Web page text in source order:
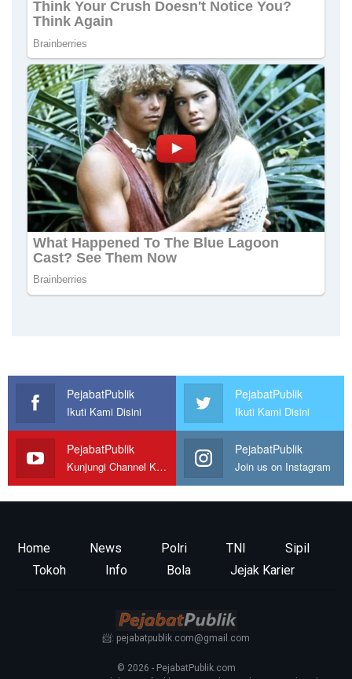
PejabatPublik
Ikuti Kami Disini
PejabatPublik
Ikuti Kami Disini
PejabatPublik
Kunjungi Channel Kami
PejabatPublik
Join us on Instagram
Home News Polri TNI
Sipil
Tokoh
Info Bola Jejak Karier
📨: pejabatpublik.com@gmail.com
© 2026 - PejabatPublik.com